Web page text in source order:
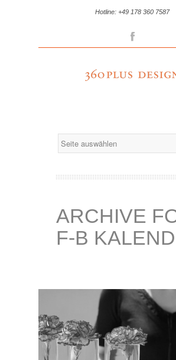
Hotline: +49 178 360 7587
ARCHIVE
F-B